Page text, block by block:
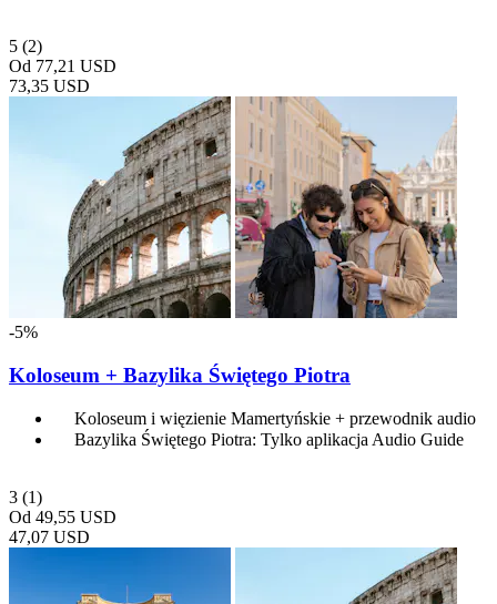
5 (2)
Od 77,21 USD
73,35 USD
-5%
Koloseum + Bazylika Świętego Piotra
Koloseum i więzienie Mamertyńskie + przewodnik audio
Bazylika Świętego Piotra: Tylko aplikacja Audio Guide
3 (1)
Od 49,55 USD
47,07 USD